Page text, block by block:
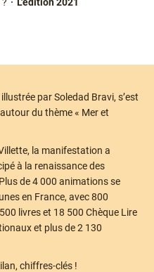
par Soledad Bravi, s’est
du thème « Mer et
la manifestation a
à la renaissance des
de 4 000 animations se
en France, avec 800
livres et 18 500 Chèque Lire
et plus de 2 130
chiffres-clés !